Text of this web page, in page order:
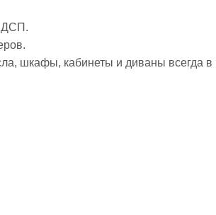
шкафы, кабинеты и диваны всегда